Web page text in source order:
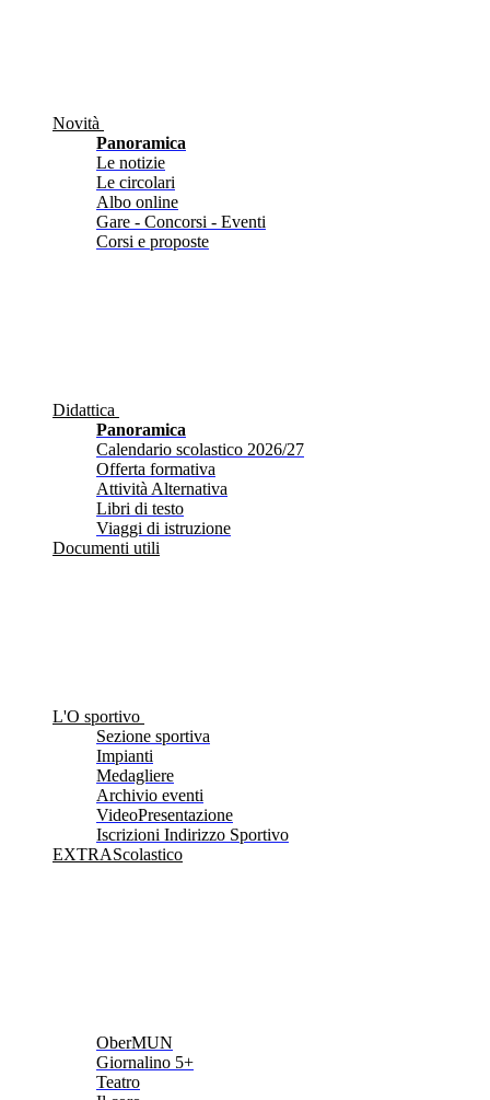
Novità
Panoramica
Le notizie
Le circolari
Albo online
Gare - Concorsi - Eventi
Corsi e proposte
Didattica
Panoramica
Calendario scolastico 2026/27
Offerta formativa
Attività Alternativa
Libri di testo
Viaggi di istruzione
Documenti utili
L'O sportivo
Sezione sportiva
Impianti
Medagliere
Archivio eventi
VideoPresentazione
Iscrizioni Indirizzo Sportivo
EXTRAScolastico
OberMUN
Giornalino 5+
Teatro